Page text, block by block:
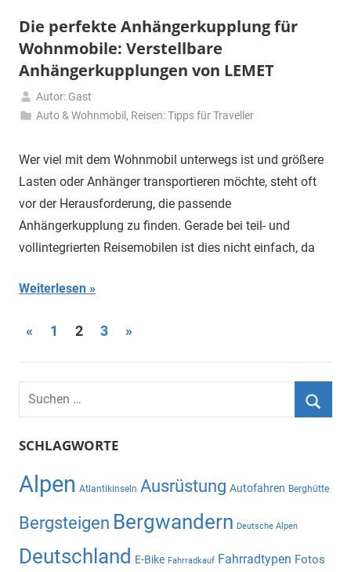
Die perfekte Anhängerkupplung für
Wohnmobile: Verstellbare
Anhängerkupplungen von LEMET
17.
2024
Autor: Gast
Auto & Wohnmobil , Reisen: Tipps für Traveller
Wer viel mit dem Wohnmobil unterwegs ist und größere
Lasten oder Anhänger transportieren möchte, steht oft
vor der Herausforderung, die passende
Anhängerkupplung zu finden. Gerade bei teil- und
vollintegrierten Reisemobilen ist dies nicht einfach, da
Weiterlesen
Seitennummerierung
der
Beiträge
« Vorherige
1 2 3
Nächste
»
Suchen
nach:
SCHLAGWORTE
Alpen Atlantikinseln Ausrüstung Autofahren Berghütte
Bergsteigen Bergwandern Deutsche Alpen
Deutschland E-Bike Fahrradkauf Fahrradtypen Fotos